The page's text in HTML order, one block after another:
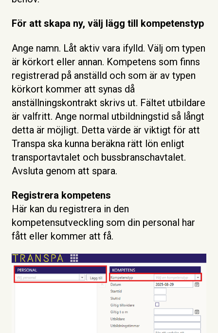
För att skapa ny, välj lägg till kompetenstyp
Ange namn. Låt aktiv vara ifylld. Välj om typen
är körkort eller annan. Kompetens som finns
registrerad på anställd och som är av typen
körkort kommer att synas då
anställningskontrakt skrivs ut. Fältet utbildare
är valfritt. Ange normal utbildningstid så långt
detta är möjligt. Detta värde är viktigt för att
Transpa ska kunna beräkna rätt lön enligt
transportavtalet och bussbranschavtalet.
Avsluta genom att spara.
Registrera kompetens
Här kan du registrera in den
kompetensutveckling som din personal har
fått eller kommer att få.